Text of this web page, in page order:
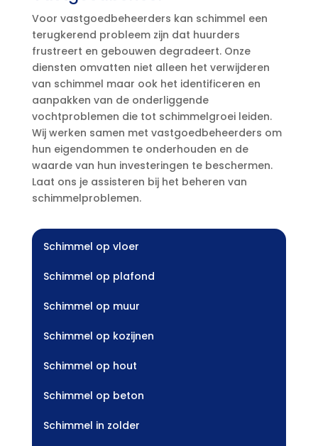
Voor vastgoedbeheerders kan schimmel een
terugkerend probleem zijn dat huurders
frustreert en gebouwen degradeert. Onze
diensten omvatten niet alleen het verwijderen
van schimmel maar ook het identificeren en
aanpakken van de onderliggende
vochtproblemen die tot schimmelgroei leiden.
Wij werken samen met vastgoedbeheerders om
hun eigendommen te onderhouden en de
waarde van hun investeringen te beschermen.
Laat ons je assisteren bij het beheren van
schimmelproblemen.
Schimmel op vloer
Schimmel op plafond
Schimmel op muur
Schimmel op kozijnen
Schimmel op hout
Schimmel op beton
Schimmel in zolder